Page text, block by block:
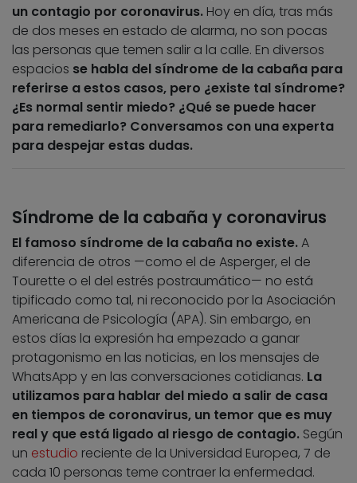
un contagio por coronavirus. Hoy en día, tras más
de dos meses en estado de alarma, no son pocas
las personas que temen salir a la calle. En diversos
espacios se habla del síndrome de la cabaña para
referirse a estos casos, pero ¿existe tal síndrome?
¿Es normal sentir miedo? ¿Qué se puede hacer
para remediarlo? Conversamos con una experta
para despejar estas dudas.
Síndrome de la cabaña y coronavirus
El famoso síndrome de la cabaña no existe.A
diferencia de otros —como el de Asperger, el de
Tourette o el del estrés postraumático— no está
tipificado como tal, ni reconocido por la Asociación
Americana de Psicología (APA). Sin embargo, en
estos días la expresión ha empezado a ganar
protagonismo en las noticias, en los mensajes de
WhatsApp y en las conversaciones cotidianas. La
utilizamos para hablar del miedo a salir de casa
en tiempos de coronavirus, un temor que es muy
real y que está ligado al riesgo de contagio. Según
un estudio reciente de la Universidad Europea, 7 de
cada 10 personas teme contraer la enfermedad.